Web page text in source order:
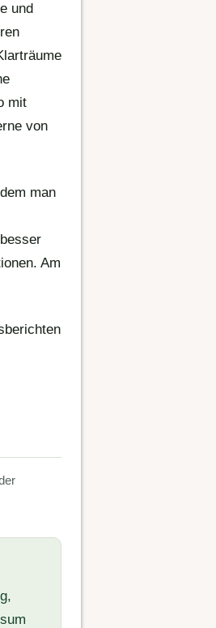
und
mit
von
man
Am